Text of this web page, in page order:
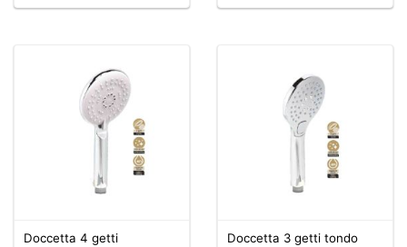
Doccetta 4 getti Doccetta 3 getti tondo